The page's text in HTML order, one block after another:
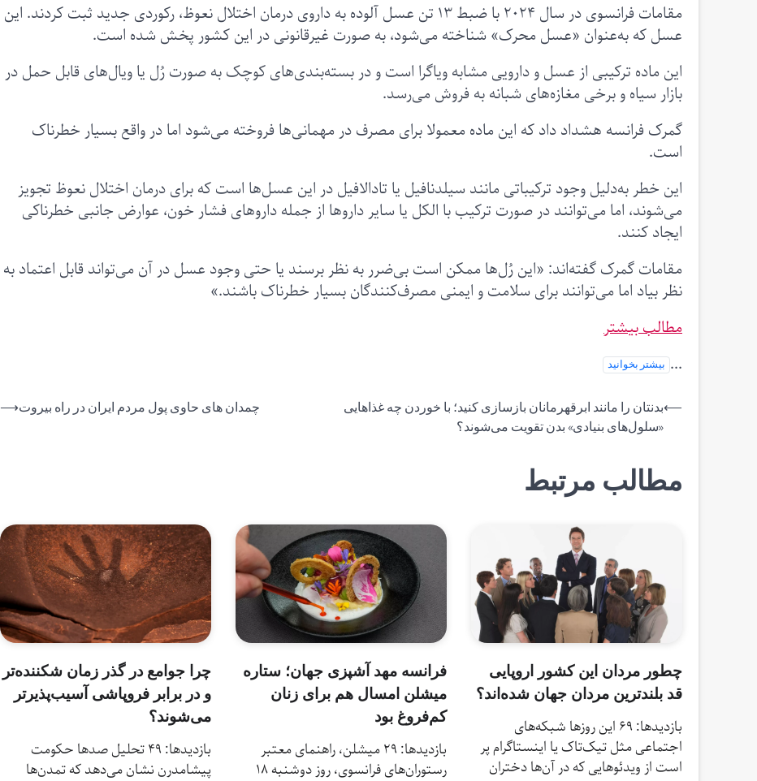
مقامات فرانسوی در سال ۲۰۲۴ با ضبط ۱۳ تن عسل آلوده به داروی درمان اختلال نعوظ، رکوردی جدید ثبت کردند. این
عسل که به‌عنوان «عسل محرک» شناخته می‌شود، به صورت غیرقانونی در این کشور پخش شده است.
این ماده ترکیبی از عسل و دارویی مشابه ویاگرا است و در بسته‌بندی‌های کوچک به صورت رُل‌ یا ویال‌های قابل حمل در
بازار سیاه و برخی مغازه‌های شبانه به فروش می‌رسد.
گمرک فرانسه هشداد داد که این ماده معمولا برای مصرف در مهمانی‌ها فروخته می‌شود اما در واقع بسیار خطرناک
است.
این خطر به‌دلیل وجود ترکیباتی مانند سیلدنافیل یا تادالافیل در این عسل‌ها است که برای درمان اختلال نعوظ تجویز
می‌شوند، اما می‌توانند در صورت ترکیب با الکل یا سایر داروها از جمله داروهای فشار خون، عوارض جانبی خطرناکی
ایجاد کنند.
مقامات گمرک گفته‌اند: «این رُل‌ها ممکن است بی‌ضرر به نظر برسند یا حتی وجود عسل در آن می‌تواند قابل اعتماد به
نظر بیاد اما می‌توانند برای سلامت و ایمنی مصرف‌کنندگان بسیار خطرناک باشند.»
مطالب بیشتر
...
بیشتر بخوانید
راهبری
نوشته
⟵بدنتان را مانند ابرقهرمانان بازسازی کنید؛ با خوردن چه غذاهایی
«سلول‌های بنیادی» بدن تقویت می‌شوند؟
چمدان های حاوی پول مردم ایران در راه بیروت⟶
مطالب مرتبط
چطور مردان این کشور اروپایی
قد بلندترین مردان جهان شده‌اند؟
بازدیدها: 69 این روزها شبکه‌های
اجتماعی مثل تیک‌تاک یا اینستاگرام پر
است از ویدئوهایی که در آن‌ها دختران
فرانسه مهد آشپزی جهان؛ ستاره
میشلن امسال هم برای زنان
کم‌فروغ بود
بازدیدها: 29 میشلن، راهنمای معتبر
رستوران‌های فرانسوی، روز دوشنبه ۱۸
چرا جوامع در گذر زمان شکننده‌تر
و در برابر فروپاشی آسیب‌پذیرتر
می‌شوند؟
بازدیدها: 49 تحلیل صدها حکومت
پیشامدرن نشان می‌دهد که تمدن‌ها